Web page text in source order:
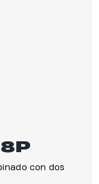
con dos